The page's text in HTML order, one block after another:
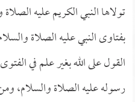
تولاها النبي الكريم عليه الصلاة
بفتاوى النبي عليه الصلاة
القول على الله بغير علم في
رسوله عليه الصلاة والسلام،